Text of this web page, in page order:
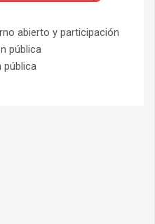
abierto y participación
pública
pública